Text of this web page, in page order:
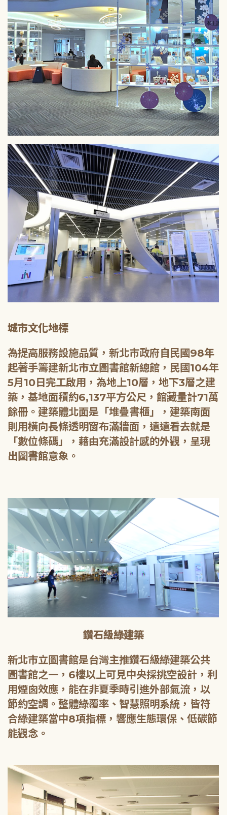
城市文化地標
為提高服務設施品質，新北市政府自民國98年
起著手籌建新北市立圖書館新總館，民國104年
5月10日完工啟用，為地上10層，地下3層之建
築，基地面積約6,137平方公尺，館藏量計71萬
餘冊。建築體北面是「堆疊書櫃」，建築南面
則用橫向長條透明窗布滿牆面，遠遠看去就是
「數位條碼」，藉由充滿設計感的外觀，呈現
出圖書館意象。
鑽石級綠建築
新北市立圖書館是台灣主推鑽石級綠建築公共
圖書館之一，6樓以上可見中央採挑空設計，利
用煙囪效應，能在非夏季時引進外部氣流，以
節約空調。整體綠覆率、智慧照明系統，皆符
合綠建築當中8項指標，響應生態環保、低碳節
能觀念。